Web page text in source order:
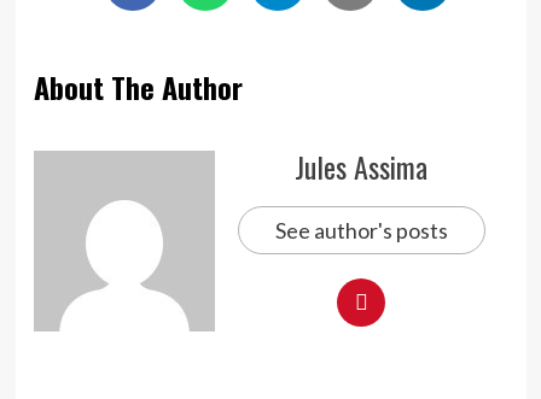
About The Author
Jules Assima
See author's posts